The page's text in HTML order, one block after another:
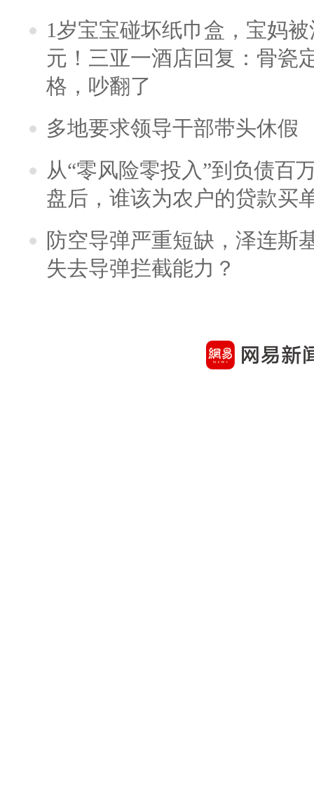
1岁宝宝碰坏纸巾盒，宝妈
元！三亚一酒店回复：骨瓷
格，吵翻了
多地要求领导干部带头休假
从“零风险零投入”到负债百
盘后，谁该为农户的贷款买
防空导弹严重短缺，泽连斯
失去导弹拦截能力？